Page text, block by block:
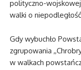
polityczno-
walki o
Gdy wybuchło
zgrupowania
w walkach